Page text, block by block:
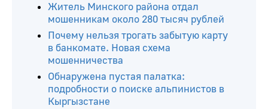
Житель Минского района отдал
мошенникам около 280 тысяч рублей
Почему нельзя трогать забытую карту
в банкомате. Новая схема
мошенничества
Обнаружена пустая палатка:
подробности о поиске альпинистов в
Кыргызстане